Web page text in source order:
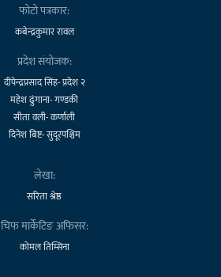
फोटो पत्रकार:
कबेन्द्रकुमार रावल
प्रदेश संयोजक:
दीपेन्द्रप्रसाद सिंह- प्रदेश २
महेश ढुंगाना- गण्डकी
सीता वली- कर्णाली
दिनेश बिष्ट- सुदूरपश्चिम
लेखा:
सरिता श्रेष्ठ
चिफ मार्केटिङ अफिसर:
कोमल तिम्सिना